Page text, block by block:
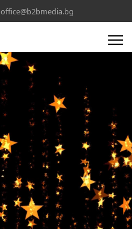
office@b2bmedia.bg